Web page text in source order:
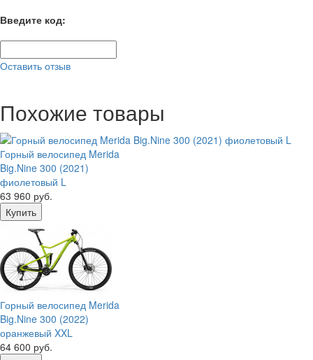
Введите код:
Оставить отзыв
Похожие товары
Горный велосипед Merida
Big.Nine 300 (2021)
фиолетовый L
63 960 руб.
Горный велосипед Merida
Big.Nine 300 (2022)
оранжевый XXL
64 600 руб.